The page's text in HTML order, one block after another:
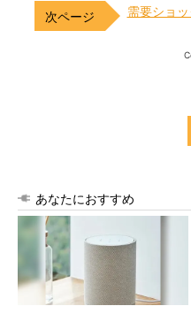
需要ショ
あなたにおすすめ